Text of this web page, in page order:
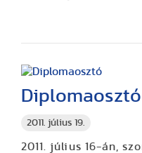
2011. július 19.
Diplomaosztó
2011. július 16-án,